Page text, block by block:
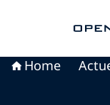
Home